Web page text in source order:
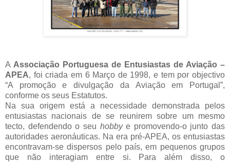
A Associação Portuguesa de Entusiastas de Aviação –
APEA, foi criada em 6 Março de 1998, e tem por objectivo
“A promoção e divulgação da Aviação em Portugal”,
conforme os seus Estatutos.
Na sua origem está a necessidade demonstrada pelos
entusiastas nacionais de se reunirem sobre um mesmo
tecto, defendendo o seu hobbye promovendo-o junto das
autoridades aeronáuticas. Na era pré-APEA, os entusiastas
encontravam-se dispersos pelo país, em pequenos grupos
que não interagiam entre si. Para além disso, o